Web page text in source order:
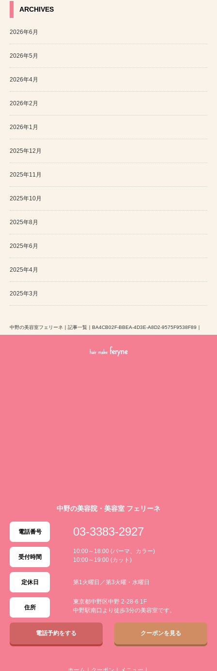
ARCHIVES
2026年6月
2026年5月
2026年4月
2026年2月
2026年1月
2025年12月
2025年11月
2025年10月
2025年8月
2025年6月
2025年4月
2025年3月
中野の美容室フェリーネ ｜ 記事一覧 ｜ BA4CB02F-BBEA-4D3E-A8D2-9575F9538F89 ｜
中野の美容院・美容室 フェリーネ
電話番号 03-3383-2927
受付時間
10:00～18:00 (パーマ、カラー)
10:00～19:00 (カット)
定休日 第1火曜日／第3火曜・水曜日
住所
東京都中野区中野 2-28-6 1F
中野駅南口より徒歩3分の美容室です。
電話予約をする クーポンを見る